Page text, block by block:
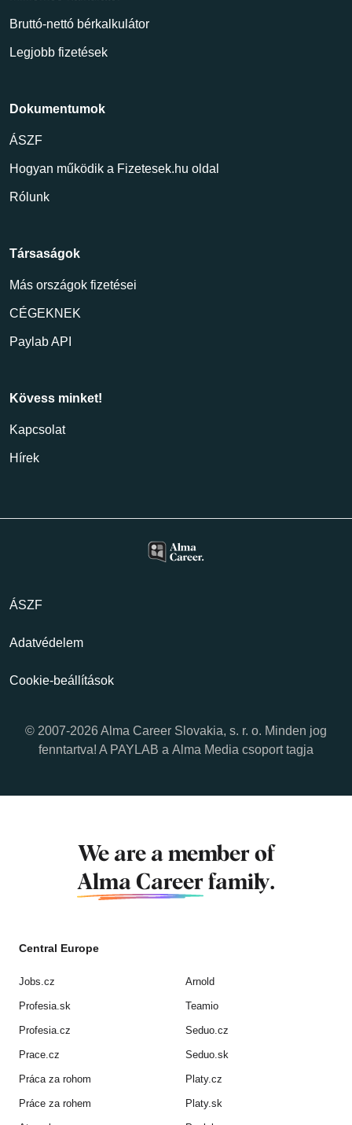
Bruttó-nettó bérkalkulátor
Legjobb fizetések
Dokumentumok
ÁSZF
Hogyan működik a Fizetesek.hu oldal
Rólunk
Társaságok
Más országok fizetései
CÉGEKNEK
Paylab API
Kövess minket!
Kapcsolat
Hírek
ÁSZF
Adatvédelem
Cookie-beállítások
© 2007-2026 Alma Career Slovakia, s. r. o. Minden jog
fenntartva! A PAYLAB a Alma Media csoport tagja
We are a member of
Alma Career family.
Central Europe
Jobs.cz
Profesia.sk
Profesia.cz
Prace.cz
Práca za rohom
Práce za rohem
Arnold
Teamio
Seduo.cz
Seduo.sk
Platy.cz
Platy.sk